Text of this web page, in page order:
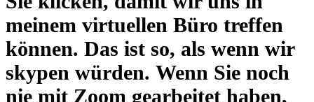
meinem virtuellen Büro treffen
können. Das ist so, als wenn wir
skypen würden. Wenn Sie noch
nie mit Zoom gearbeitet haben,